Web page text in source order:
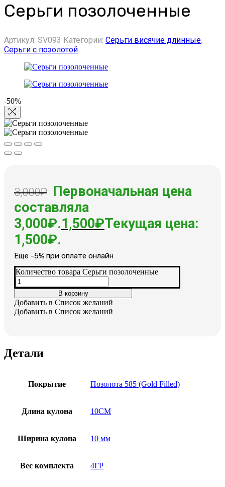
Серьги позолоченные
Артикул: SV093 Категории: Серьги висячие длинные,
Серьги с позолотой
-50%
3,000₽ Первоначальная цена
составляла
3,000₽.1,500₽Текущая цена:
1,500₽.
Еще -5% при оплате онлайн
Количество товара Серьги позолоченные
В корзину
Добавить в Список желаний
Добавить в Список желаний
Детали
Покрытие Позолота 585 (Gold Filled)
Длина кулона 10CM
Ширина кулона 10 мм
Вес комплекта 4ГР